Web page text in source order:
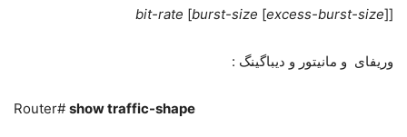
bit-rate [burst-size [excess-burst-size]]
وریفای و مانیتور و دیباگینگ :
Router#show traffic-shape